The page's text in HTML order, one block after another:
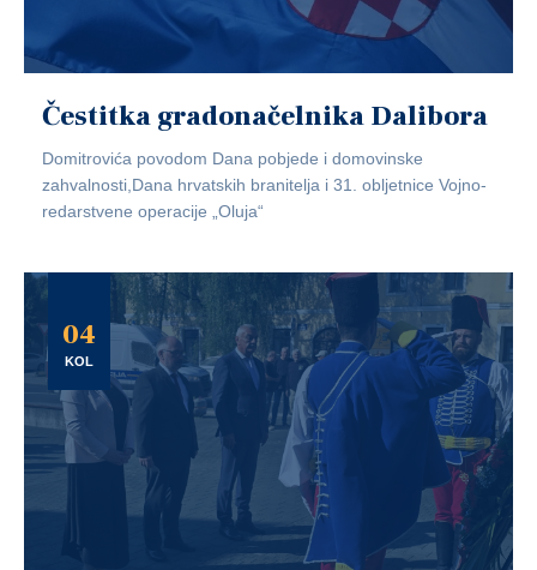
Čestitka gradonačelnika Dalibora
Domitrovića povodom Dana pobjede i domovinske
zahvalnosti,Dana hrvatskih branitelja i 31. obljetnice Vojno-
redarstvene operacije „Oluja“
04
KOL